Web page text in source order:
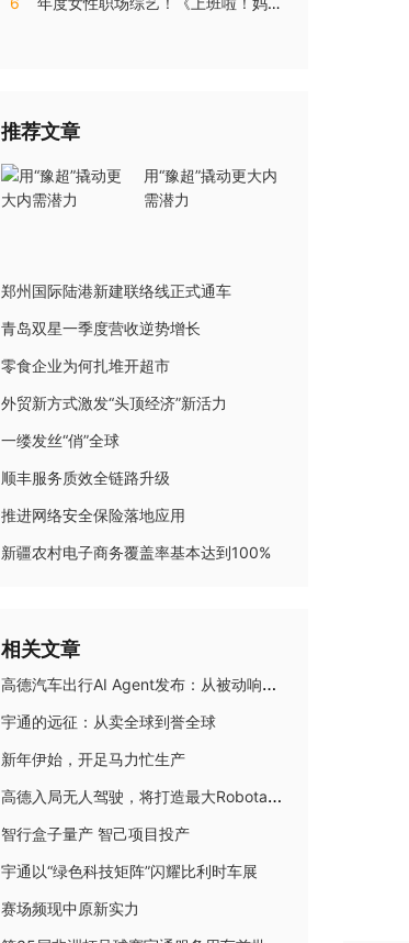
推荐文章
用“豫超”撬动更大内
需潜力
郑州国际陆港新建联络线正式通车
青岛双星一季度营收逆势增长
零食企业为何扎堆开超市
外贸新方式激发“头顶经济”新活力
一缕发丝“俏”全球
顺丰服务质效全链路升级
推进网络安全保险落地应用
新疆农村电子商务覆盖率基本达到100%
相关文章
高德汽车出行AI Agent发布：从被动响应到主动理解，智能座舱迈入AI Native时代
宇通的远征：从卖全球到誉全球
新年伊始，开足马力忙生产
高德入局无人驾驶，将打造最大Robotaxi聚合平台
智行盒子量产 智己项目投产
宇通以“绿色科技矩阵”闪耀比利时车展
赛场频现中原新实力